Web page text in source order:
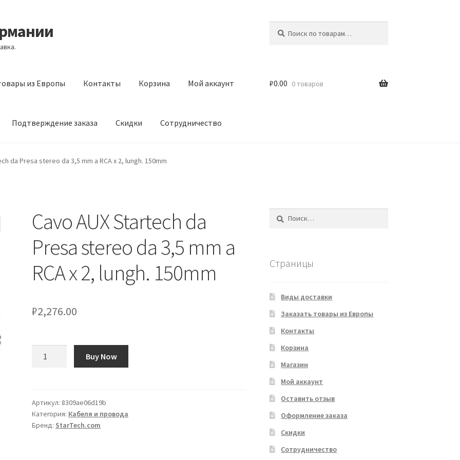
из Европы Контакты Корзина Мой аккаунт
Подтверждение заказа Скидки Сотрудничество
КонтактыКорзина Мой аккаунт Оставить отзыв
₽0.00 0 товаров
da Presa stereo da 3,5 mm a RCA x 2, lungh. 150mm
Cavo AUX Startech da
Presa stereo da 3,5 mm a
RCA x 2, lungh. 150mm
₽2,276.00
Startech
da
Presa
Buy Now
Артикул: 8309ae06d19b
Категория: Кабеля и провода
Бренд: StarTech.com
Страницы
Виды доставки
Заказать товары из Европы
Контакты
Корзина
Магазин
Мой аккаунт
Оставить отзыв
Оформление заказа
Скидки
Сотрудничество